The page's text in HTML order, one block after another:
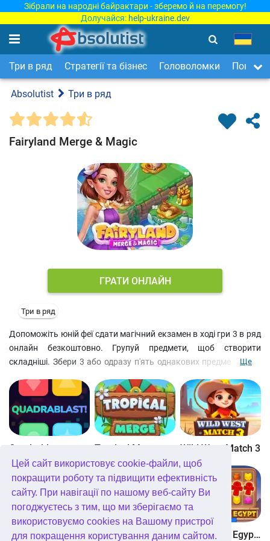
Цей сайт використовує cookie-файли, щоб
покращити роботу та підвищити ефективність
сайту. При навігації по нашому веб-сайту Ви
погоджуєтесь з тим, що ми зберігаємо та
використовуємо cookies на Вашому пристрої
для покращення користування даним сайтом.
Зібрали на народні байрактари - зберемо й на перемогу!
Долучайся: help-ukraine.dev
Три в ряд Стратегії та бізнес Головоломки Пошук
Absolutist Три в ряд
Fairyland Merge & Magic
ГРАТИ ОНЛАЙН
Три в ряд
Допоможіть юній феї сдати магічний екзамен в ході гри 3 в ряд
онлайн безкоштовно. Групуй предмети, щоб створити
складніші. Збери 3 або одразу п'ять однакових предметів, аби
та зустрічай казкових персонажів. Є в цій грі 3 в ряд і
фантастичні звірі: дракони та єдинороги. Фея-хресна буде
вашою наставницею та допоможе з виконанням певних
завдань, що потребують багато часу та енергії. Відшукуйте
скриньки зі скарбами та ключі, щоб відкривати нові землі
магічного королівства. Спробуйтакож й інші ігри merge онлайн
Ще
Quadrablast Tropical Merge Wild West Match 3
Bubblez! Forest Match 4 Wonders of Egypt Match